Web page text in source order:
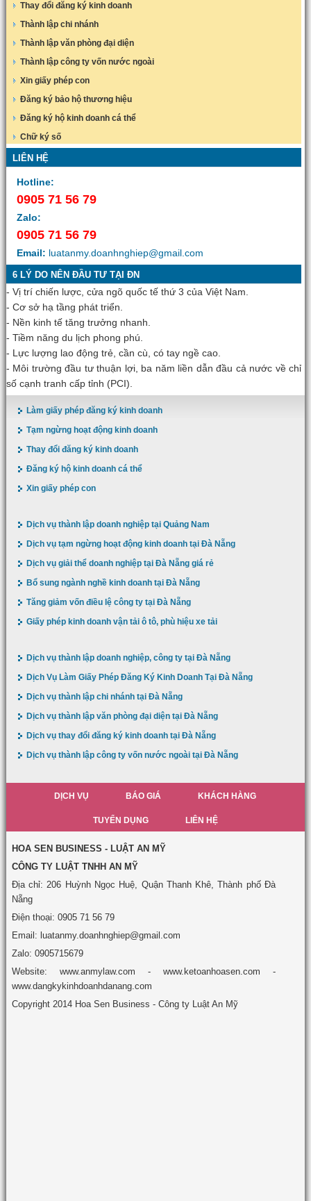
Thay đổi đăng ký kinh doanh
Thành lập chi nhánh
Thành lập văn phòng đại diện
Thành lập công ty vốn nước ngoài
Xin giấy phép con
Đăng ký bảo hộ thương hiệu
Đăng ký hộ kinh doanh cá thể
Chữ ký số
LIÊN HỆ
Hotline:
0905 71 56 79
Zalo:
0905 71 56 79
Email: luatanmy.doanhnghiep@gmail.com
6 LÝ DO NÊN ĐẦU TƯ TẠI ĐN
- Vị trí chiến lược, cửa ngõ quốc tế thứ 3 của Việt Nam.
- Cơ sở hạ tầng phát triển.
- Nền kinh tế tăng trưởng nhanh.
- Tiềm năng du lịch phong phú.
- Lực lượng lao động trẻ, cần cù, có tay ngề cao.
- Môi trường đầu tư thuận lợi, ba năm liền dẫn đầu cả nước về chỉ
số cạnh tranh cấp tỉnh (PCI).
Làm giấy phép đăng ký kinh doanh
Tạm ngừng hoạt động kinh doanh
Thay đổi đăng ký kinh doanh
Đăng ký hộ kinh doanh cá thể
Xin giấy phép con
Dịch vụ thành lập doanh nghiệp tại Quảng Nam
Dịch vụ tạm ngừng hoạt động kinh doanh tại Đà Nẵng
Dịch vụ giải thể doanh nghiệp tại Đà Nẵng giá rẻ
Bổ sung ngành nghề kinh doanh tại Đà Nẵng
Tăng giảm vốn điều lệ công ty tại Đà Nẵng
Giấy phép kinh doanh vận tải ô tô, phù hiệu xe tải
Dịch vụ thành lập doanh nghiệp, công ty tại Đà Nẵng
Dịch Vụ Làm Giấy Phép Đăng Ký Kinh Doanh Tại Đà Nẵng
Dịch vụ thành lập chi nhánh tại Đà Nẵng
Dịch vụ thành lập văn phòng đại diện tại Đà Nẵng
Dịch vụ thay đổi đăng ký kinh doanh tại Đà Nẵng
Dịch vụ thành lập công ty vốn nước ngoài tại Đà Nẵng
DỊCH VỤ BÁO GIÁ KHÁCH HÀNG
TUYỂN DỤNG LIÊN HỆ
HOA SEN BUSINESS - LUẬT AN MỸ
CÔNG TY LUẬT TNHH AN MỸ
Địa chỉ: 206 Huỳnh Ngọc Huệ, Quận Thanh Khê, Thành phố Đà
Nẵng
Điện thoại: 0905 71 56 79
Email: luatanmy.doanhnghiep@gmail.com
Zalo: 0905715679
Website: www.anmylaw.com - www.ketoanhoasen.com -
www.dangkykinhdoanhdanang.com
Copyright 2014 Hoa Sen Business - Công ty Luật An Mỹ